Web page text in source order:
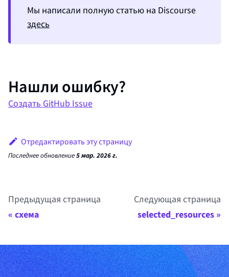
Мы написали полную статью на Discourse
здесь
Нашли ошибку?
Создать GitHub Issue
Отредактировать эту страницу
Последнее обновление5 мар. 2026 г.
Предыдущая страница
схема
Следующая страница
selected_resources